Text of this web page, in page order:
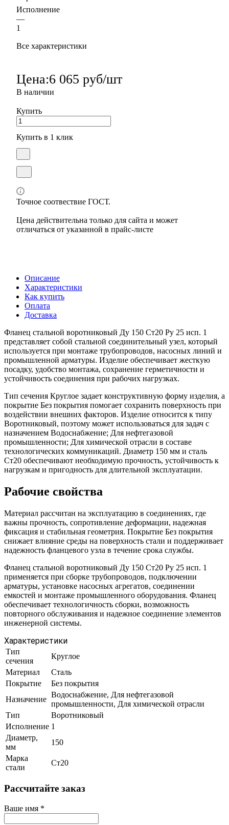
Исполнение
—
1
Все характеристики
Цена:6 065 руб/шт
В наличии
Купить
Купить в 1 клик
Точное соотвествие ГОСТ.
Цена действительна только для сайта и может
отличаться от указанной в прайс-листе
Описание
Характеристики
Как купить
Оплата
Доставка
Фланец стальной воротниковый Ду 150 Ст20 Ру 25 исп. 1
представляет собой стальной соединительный узел, который
используется при монтаже трубопроводов, насосных линий и
промышленной арматуры. Изделие обеспечивает жесткую
посадку, удобство монтажа, сохранение герметичности и
устойчивость соединения при рабочих нагрузках.
Тип сечения Круглое задает конструктивную форму изделия, а
покрытие Без покрытия помогает сохранить поверхность при
воздействии внешних факторов. Изделие относится к типу
Воротниковый, поэтому может использоваться для задач с
назначением Водоснабжение; Для нефтегазовой
промышленности; Для химической отрасли в составе
технологических коммуникаций. Диаметр 150 мм и сталь
Ст20 обеспечивают необходимую прочность, устойчивость к
нагрузкам и пригодность для длительной эксплуатации.
Рабочие свойства
Материал рассчитан на эксплуатацию в соединениях, где
важны прочность, сопротивление деформации, надежная
фиксация и стабильная геометрия. Покрытие Без покрытия
снижает влияние среды на поверхность стали и поддерживает
надежность фланцевого узла в течение срока службы.
Фланец стальной воротниковый Ду 150 Ст20 Ру 25 исп. 1
применяется при сборке трубопроводов, подключении
арматуры, установке насосных агрегатов, соединении
емкостей и монтаже промышленного оборудования. Фланец
обеспечивает технологичность сборки, возможность
повторного обслуживания и надежное соединение элементов
инженерной системы.
Характеристики
Тип
сечения
Круглое
Материал
Сталь
Покрытие
Без покрытия
Назначение
Водоснабжение, Для нефтегазовой
промышленности, Для химической отрасли
Тип
Воротниковый
Исполнение 1
Диаметр,
мм
150
Марка
стали
Ст20
Рассчитайте заказ
Ваше имя *